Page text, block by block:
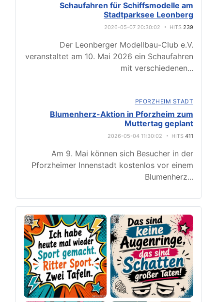
Schaufahren für Schiffsmodelle am
Stadtparksee Leonberg
2026-05-07 20:30:02 HITS 239
Der Leonberger Modellbau-Club e.V.
veranstaltet am 10. Mai 2026 ein Schaufahren
mit verschiedenen...
PFORZHEIM STADT
Blumenherz-Aktion in Pforzheim zum
Muttertag geplant
2026-05-04 11:30:02 HITS 411
Am 9. Mai können sich Besucher in der
Pforzheimer Innenstadt kostenlos vor einem
Blumenherz...